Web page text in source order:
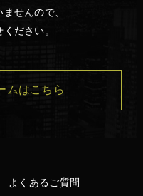
実感を経験した
これは期待以上で
せんので、
ださい。
ムはこちら
よくあるご質問